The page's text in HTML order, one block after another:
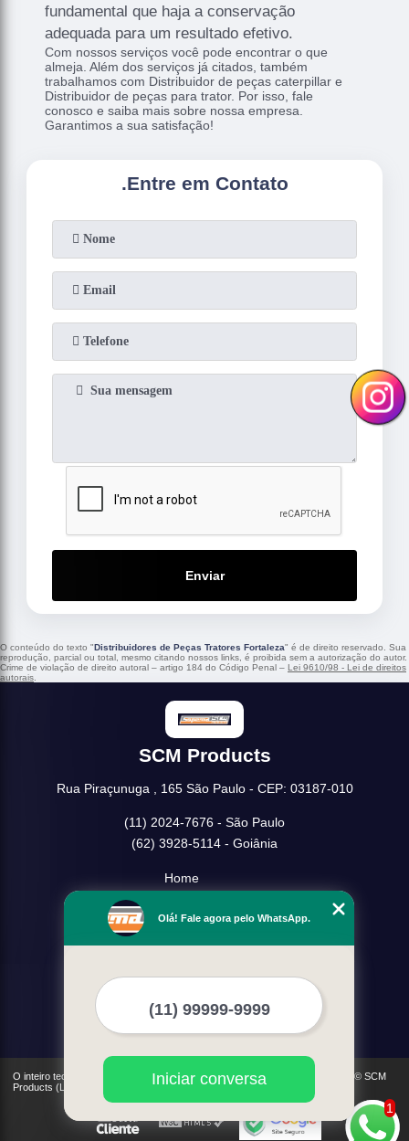
fundamental que haja a conservação
adequada para um resultado efetivo.
Com nossos serviços você pode encontrar o que
almeja. Além dos serviços já citados, também
trabalhamos com Distribuidor de peças caterpillar e
Distribuidor de peças para trator. Por isso, fale
conosco e saiba mais sobre nossa empresa.
Garantimos a sua satisfação!
.Entre em Contato
Enviar
O conteúdo do texto "Distribuidores de Peças Tratores Fortaleza" é de direito reservado. Sua
reprodução, parcial ou total, mesmo citando nossos links, é proibida sem a autorização do autor.
Crime de violação de direito autoral – artigo 184 do Código Penal – Lei 9610/98 - Lei de direitos
autorais.
SCM Products
Rua Piraçunuga , 165 São Paulo - CEP: 03187-010
(11) 2024-7676 - São Paulo
(62) 3928-5114 - Goiânia
Home
Missão
Mais Serviços
O inteiro teor deste site está sujeito à proteção de direitos autorais. Copyright© SCM
Products (Lei 9610 de 19/02/1998)
1
Olá! Fale agora pelo WhatsApp.
Iniciar conversa